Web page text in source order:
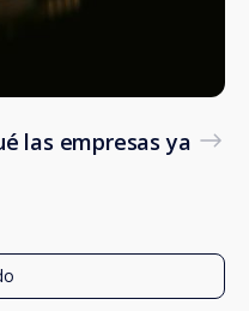
las empresas ya